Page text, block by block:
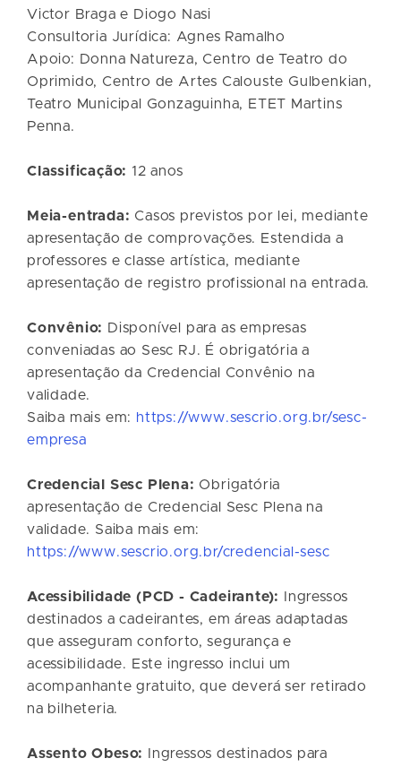
Victor Braga e Diogo Nasi
Consultoria Jurídica: Agnes Ramalho
Apoio: Donna Natureza, Centro de Teatro do
Oprimido, Centro de Artes Calouste Gulbenkian,
Teatro Municipal Gonzaguinha, ETET Martins
Penna.
Classificação: 12 anos
Meia-entrada: Casos previstos por lei, mediante
apresentação de comprovações. Estendida a
professores e classe artística, mediante
apresentação de registro profissional na entrada.
Convênio: Disponível para as empresas
conveniadas ao Sesc RJ. É obrigatória a
apresentação da Credencial Convênio na
validade.
Saiba mais em: https://www.sescrio.org.br/sesc-
empresa
Credencial Sesc Plena: Obrigatória
apresentação de Credencial Sesc Plena na
validade. Saiba mais em:
https://www.sescrio.org.br/credencial-sesc
Acessibilidade (PCD - Cadeirante):
Ingressos
destinados a cadeirantes, em áreas adaptadas
que asseguram conforto, segurança e
acessibilidade. Este ingresso inclui um
acompanhante gratuito, que deverá ser retirado
na bilheteria.
Assento Obeso:
Ingressos destinados para